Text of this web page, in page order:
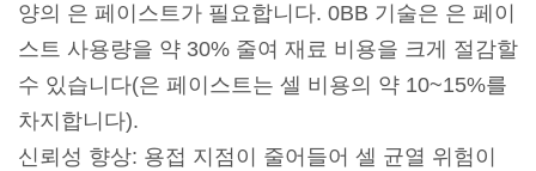
양의 은 페이스트가 필요합니다. 0BB 기술은 은 페이
스트 사용량을 약 30% 줄여 재료 비용을 크게 절감할
수 있습니다(은 페이스트는 셀 비용의 약 10~15%를
차지합니다).
신뢰성 향상: 용접 지점이 줄어들어 셀 균열 위험이